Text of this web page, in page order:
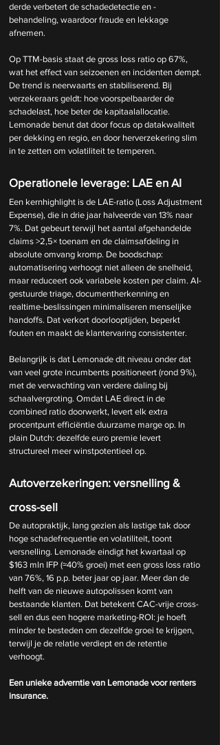
derde verbetert de schadedetectie en -
behandeling, waardoor fraude en lekkage
afnemen.
Op TTM-basis staat de gross loss ratio op 67%,
wat het effect van seizoenen en incidenten dempt.
De trend is neerwaarts en stabiliserend. Bij
verzekeraars geldt: hoe voorspelbaarder de
schadelast, hoe beter de kapitaalallocatie.
Lemonade benut dat door focus op datakwaliteit
per dekking en regio, en door herverzekering slim
in te zetten om volatiliteit te temperen.
Operationele leverage: LAE en AI
Een kernhighlight is de LAE-ratio (Loss Adjustment
Expense), die in drie jaar halveerde van 13% naar
7%. Dat gebeurt terwijl het aantal afgehandelde
claims >2,5× toenam en de claimsafdeling in
absolute omvang kromp. De boodschap:
automatisering verhoogt niet alleen de snelheid,
maar reduceert ook variabele kosten per claim. AI-
gestuurde triage, documentherkenning en
realtime-beslissingen minimaliseren menselijke
handoffs. Dat verkort doorlooptijden, beperkt
fouten en maakt de klantervaring consistenter.
Belangrijk is dat Lemonade dit niveau onder dat
van veel grote incumbents positioneert (rond 9%),
met de verwachting van verdere daling bij
schaalvergroting. Omdat LAE direct in de
combined ratio doorwerkt, levert elk extra
procentpunt efficiëntie duurzame marge op. In
plain Dutch: dezelfde euro premie levert
structureel meer winstpotentieel op.
Autoverzekeringen: versnelling &
cross-sell
De autopraktijk, lang gezien als lastige tak door
hoge schadefrequentie en volatiliteit, toont
versnelling. Lemonade eindigt het kwartaal op
$163 mln IFP (≈40% groei) met een gross loss ratio
van 76%, 16 p.p. beter jaar op jaar. Meer dan de
helft van de nieuwe autopolissen komt van
bestaande klanten. Dat betekent CAC-vrije cross-
sell en dus een hogere marketing-ROI: je hoeft
minder te besteden om dezelfde groei te krijgen,
terwijl je de relatie verdiept en de retentie
verhoogt.
Een unieke adverntie van Lemonade voor renters
insurance.